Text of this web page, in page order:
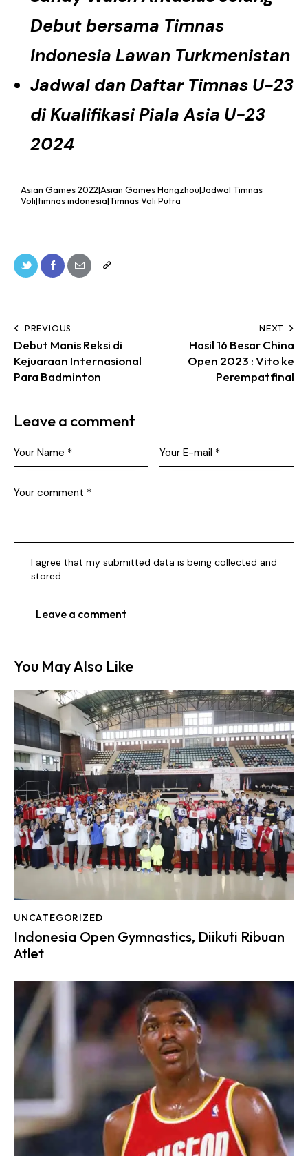
Debut bersama Timnas
Indonesia Lawan Turkmenistan
Jadwal dan Daftar Timnas U-23
di Kualifikasi Piala Asia U-23
2024
Asian Games 2022|Asian Games Hangzhou|Jadwal Timnas
Voli|timnas indonesia|Timnas Voli Putra
PREVIOUS
Debut Manis Reksi di
Kejuaraan Internasional
Para Badminton
NEXT
Hasil 16 Besar China
Open 2023 : Vito ke
Perempatfinal
Leave a comment
I agree that my submitted data is being collected and
stored.
You May Also Like
UNCATEGORIZED
Indonesia Open Gymnastics, Diikuti Ribuan
Atlet